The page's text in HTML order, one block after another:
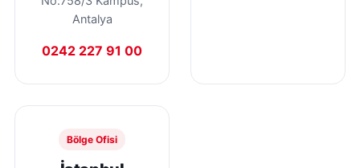
Antalya
0242 227 91 00
Bölge Ofisi